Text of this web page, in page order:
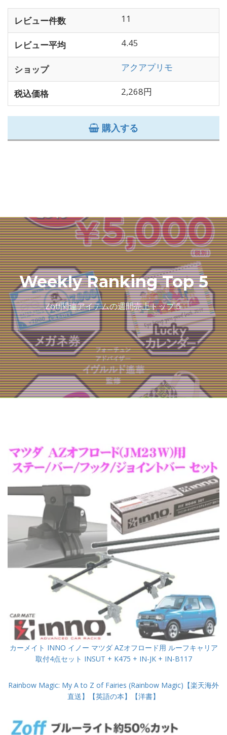
レビュー件数 11
レビュー平均 4.45
ショップ アクアプリモ
税込価格 2,268円
購入する
Weekly Ranking Top 5
Zoff関連アイテムの週間売上トップ５
カーメイト INNO イノー マツダ AZオフロード用 ルーフキャリア
取付4点セット INSUT + K475 + IN-JK + IN-B117
Rainbow Magic: My A to Z of Fairies (Rainbow Magic)【楽天海外
直送】【英語の本】【洋書】